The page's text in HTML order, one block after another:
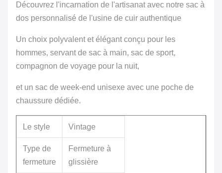
Découvrez l'incarnation de l'artisanat avec notre sac à
dos personnalisé de l'usine de cuir authentique
Un choix polyvalent et élégant conçu pour les
hommes, servant de sac à main, sac de sport,
compagnon de voyage pour la nuit,
et un sac de week-end unisexe avec une poche de
chaussure dédiée.
Le style Vintage
Type de
fermeture
Fermeture à
glissière